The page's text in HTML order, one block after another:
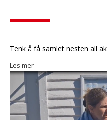
Tenk å få samlet nesten all
Les mer